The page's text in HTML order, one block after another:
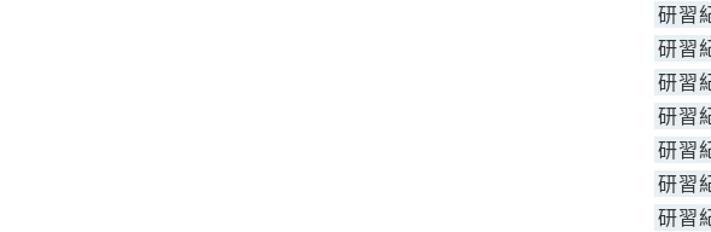
研習
研習
研習
研習
研習
研習
研習